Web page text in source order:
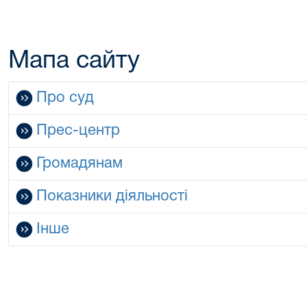
Мапа сайту
Про суд
Прес-центр
Громадянам
Показники діяльності
Інше